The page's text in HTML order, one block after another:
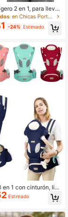
2 en 1, para llevar
espalda, para uso en
en Chicas Portabebés y accesorios
-24% Estimado
en 1 con cinturón, lige
para recién nacid
para todas la
Estimado